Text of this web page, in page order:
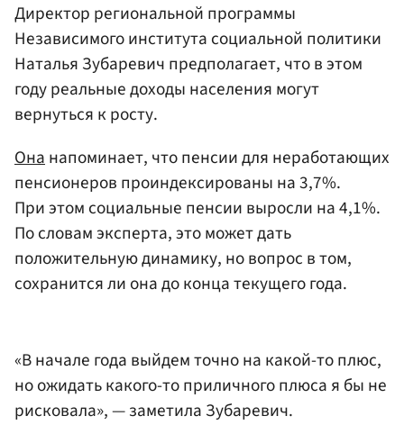
Директор региональной программы
Независимого института социальной политики
Наталья Зубаревич предполагает, что в этом
году реальные доходы населения могут
вернуться к росту.
Она напоминает, что пенсии для неработающих
пенсионеров проиндексированы на 3,7%.
При этом социальные пенсии выросли на 4,1%.
По словам эксперта, это может дать
положительную динамику, но вопрос в том,
сохранится ли она до конца текущего года.
«В начале года выйдем точно на какой-то плюс,
но ожидать какого-то приличного плюса я бы не
рисковала», — заметила Зубаревич.